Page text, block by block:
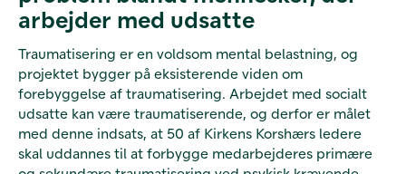
arbejder med udsatte
Traumatisering er en voldsom mental belastning, og
projektet bygger på eksisterende viden om
forebyggelse af traumatisering. Arbejdet med socialt
udsatte kan være traumatiserende, og derfor er målet
med denne indsats, at 50 af Kirkens Korshærs ledere
skal uddannes til at forbygge medarbejderes primære